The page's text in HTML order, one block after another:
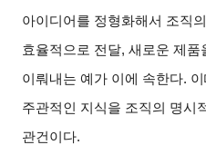
아이디어를 정형화해서 조직
효율적으로 전달, 새로운 제
이뤄내는 예가 이에 속한다.
주관적인 지식을 조직의 명시
관건이다.